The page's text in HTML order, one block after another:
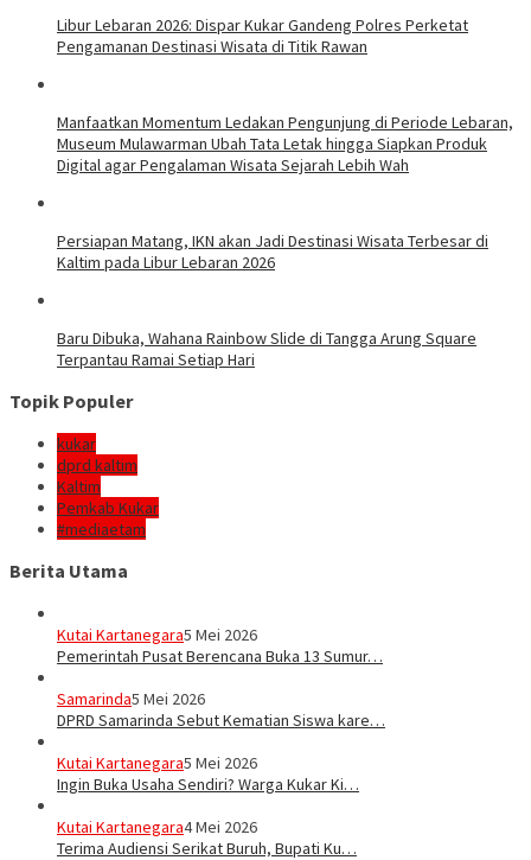
Libur Lebaran 2026: Dispar Kukar Gandeng Polres Perketat
Pengamanan Destinasi Wisata di Titik Rawan
Manfaatkan Momentum Ledakan Pengunjung di Periode Lebaran,
Museum Mulawarman Ubah Tata Letak hingga Siapkan Produk
Digital agar Pengalaman Wisata Sejarah Lebih Wah
Persiapan Matang, IKN akan Jadi Destinasi Wisata Terbesar di
Kaltim pada Libur Lebaran 2026
Baru Dibuka, Wahana Rainbow Slide di Tangga Arung Square
Terpantau Ramai Setiap Hari
Topik Populer
kukar
dprd kaltim
Kaltim
Pemkab Kukar
#mediaetam
Berita Utama
Kutai Kartanegara5 Mei 2026
Pemerintah Pusat Berencana Buka 13 Sumur…
Samarinda5 Mei 2026
DPRD Samarinda Sebut Kematian Siswa kare…
Kutai Kartanegara5 Mei 2026
Ingin Buka Usaha Sendiri? Warga Kukar Ki…
Kutai Kartanegara4 Mei 2026
Terima Audiensi Serikat Buruh, Bupati Ku…